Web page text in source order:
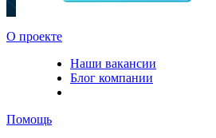
О проекте
Наши вакансии
Блог компании
Помощь